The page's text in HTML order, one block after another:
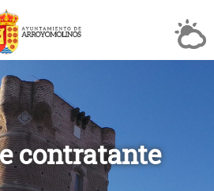
contratante